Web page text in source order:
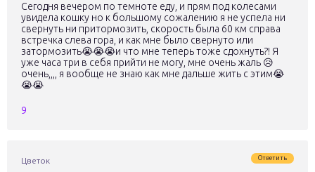
Сегодня вечером по темноте еду, и прям под колесами
увидела кошку но к большому сожалению я не успела ни
свернуть ни притормозить, скорость была 60 км справа
встречка слева гора, и как мне было свернуто или
затормозить😭😭😭и что мне теперь тоже сдохнуть?! Я
уже часа три в себя прийти не могу, мне очень жаль 😥
очень,,,, я вообще не знаю как мне дальше жить с этим😭
😭😭
9
Цветок Ответить